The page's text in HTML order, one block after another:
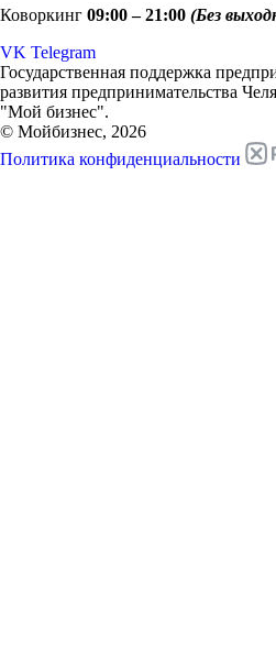
Коворкинг 09:00 – 21:00 (Без
VK Telegram
Государственная поддержка
развития предпринимательства
"Мой бизнес".
© Мойбизнес, 2026
Политика конфиденциальности